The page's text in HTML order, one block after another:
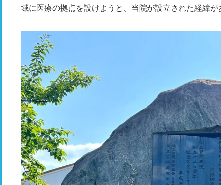
域に医療の拠点を設けようと、当院が設立された経緯が